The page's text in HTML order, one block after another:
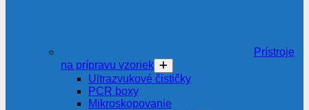
Prístroje
na prípravu vzoriek
Ultrazvukové čističky
PCR boxy
Mikroskopovanie